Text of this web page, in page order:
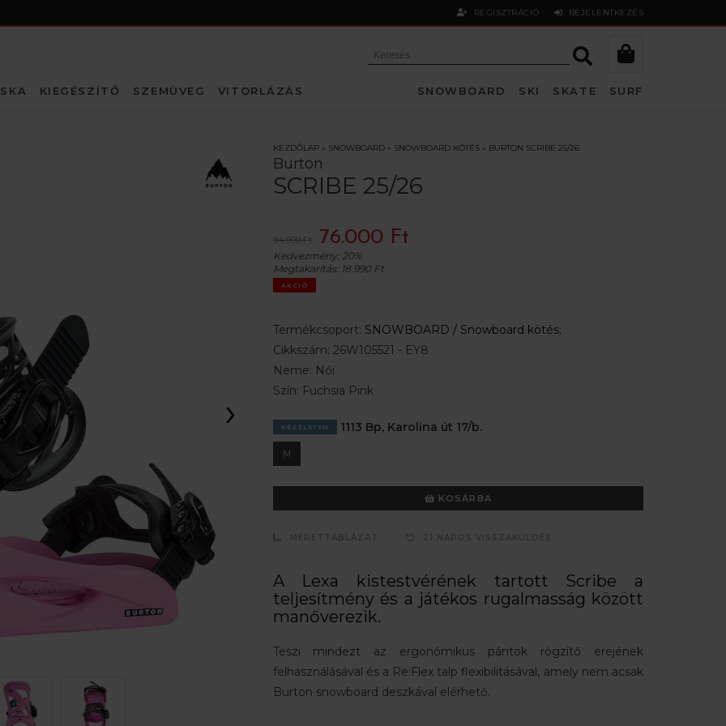
REGISZTRÁCIÓ BEJELENTKEZÉS
KIEGÉSZÍTŐ SZEMÜVEG VITORLÁZÁS SNOWBOARD SKI SKATE SURF
›
KEZDŐLAP» SNOWBOARD» SNOWBOARD KÖTÉS» BURTON SCRIBE 25/26
Burton
SCRIBE 25/26
94.990 Ft 76.000 Ft
Kedvezmény: 20%
Megtakarítás: 18.990 Ft
AKCIÓ
Termékcsoport: SNOWBOARD / Snowboard kötés;
Cikkszám: 26W105521 - EY8
Neme: Női
Szín: Fuchsia Pink
KÉSZLETEN 1113 Bp, Karolina út 17/b.
M
KOSÁRBA
A Lexa kistestvérének tartott Scribe a
teljesítmény és a játékos rugalmasság között
manőverezik.
Teszi mindezt az ergonómikus pántok rögzítő erejének
felhasználásával és a Re:Flex talp flexibilitásával, amely nem acsak
Burton snowboard deszkával elérhető.